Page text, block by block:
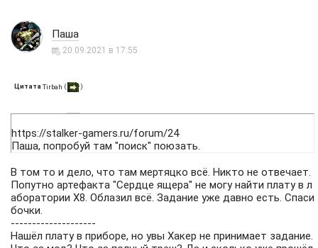
Паша
20.09.2021 в 17:55
Цитата Tirbah ( )
https://stalker-gamers.ru/forum/24
Паша, попробуй там "поиск" поюзать.
В том то и дело, что там мертяцко всё. Никто не отвечает.
Попутно артефакта "Сердце ящера" не могу найти плату в л
аборатории Х8. Облазил всё. Задание уже давно есть. Спаси
бочки.
--------------------
Нашёл плату в приборе, но увы Хакер не принимает задание.